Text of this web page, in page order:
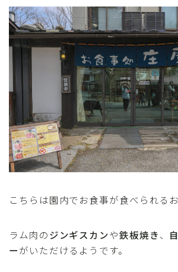
こちらは園内でお食事が食べられるお
ラム肉のジンギスカンや鉄板焼き、
ーがいただけるようです。